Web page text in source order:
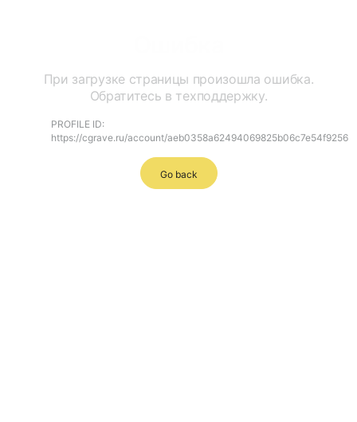
При загрузке страницы произошла ошибка.
Обратитесь в техподдержку.
PROFILE ID:
https://cgrave.ru/account/aeb0358a62494069825b06c7e54f9256
Go back